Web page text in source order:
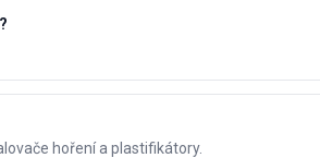
hoření a plastifikátory.